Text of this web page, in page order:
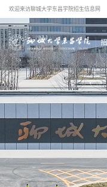
欢迎来访聊城大学东昌学院招生信息网